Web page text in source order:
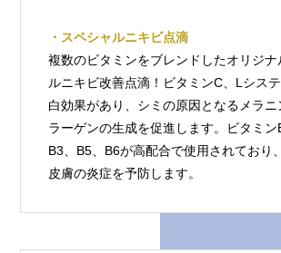
・スペシャルニキビ点滴
複数のビタミンをブレンドしたオリジナ
ルニキビ改善点滴！ビタミンC、Lシス
白効果があり、シミの原因となるメラニ
ラーゲンの生成を促進します。ビタミン
B3、B5、B6が高配合で使用されており
皮膚の炎症を予防します。